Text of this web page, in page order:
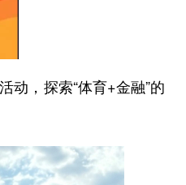
，探索“体育+金融”的